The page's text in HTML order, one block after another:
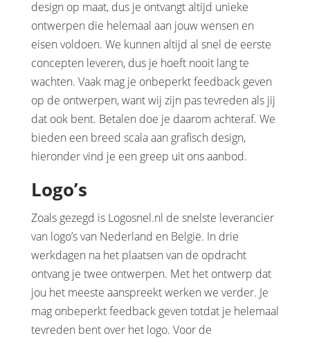
design op maat, dus je ontvangt altijd unieke
ontwerpen die helemaal aan jouw wensen en
eisen voldoen. We kunnen altijd al snel de eerste
concepten leveren, dus je hoeft nooit lang te
wachten. Vaak mag je onbeperkt feedback geven
op de ontwerpen, want wij zijn pas tevreden als jij
dat ook bent. Betalen doe je daarom achteraf. We
bieden een breed scala aan grafisch design,
hieronder vind je een greep uit ons aanbod.
Logo’s
Zoals gezegd is Logosnel.nl de snelste leverancier
van logo’s van Nederland en België. In drie
werkdagen na het plaatsen van de opdracht
ontvang je twee ontwerpen. Met het ontwerp dat
jou het meeste aanspreekt werken we verder. Je
mag onbeperkt feedback geven totdat je helemaal
tevreden bent over het logo. Voor de